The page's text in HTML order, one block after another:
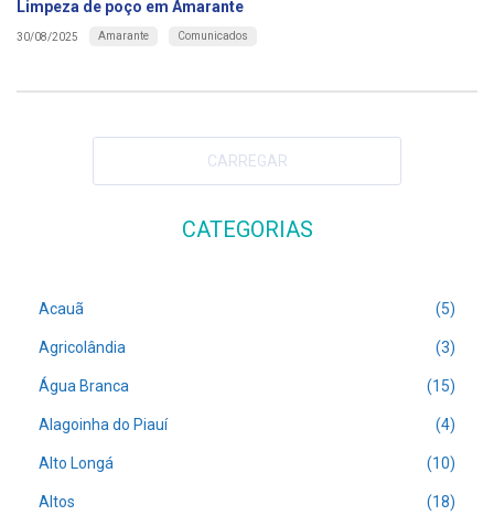
Limpeza de poço em Amarante
30/08/2025 Amarante Comunicados
CARREGAR
CATEGORIAS
Acauã (5)
Agricolândia (3)
Água Branca (15)
Alagoinha do Piauí (4)
Alto Longá (10)
Altos (18)